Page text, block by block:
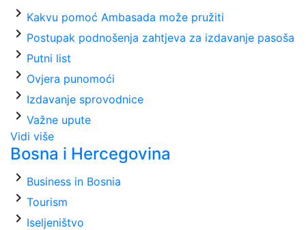
chevron_right Kakvu pomoć Ambasada može pružiti
chevron_right Postupak podnošenja zahtjeva za izdavanje pasoša
chevron_right Putni list
chevron_right Ovjera punomoći
chevron_right Izdavanje sprovodnice
chevron_right Važne upute
Vidi više
Bosna i Hercegovina
chevron_right Business in Bosnia
chevron_right Tourism
chevron_right Iseljeništvo